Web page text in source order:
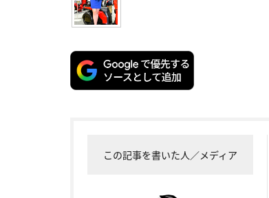
この記事を書いた人／メディア